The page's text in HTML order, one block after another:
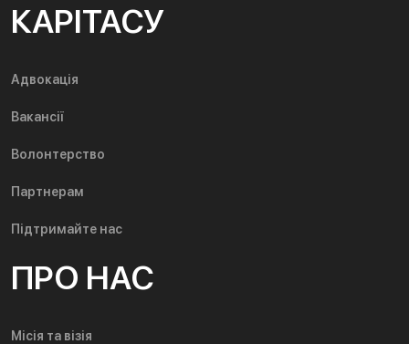
КАРІТАСУ
Адвокація
Вакансії
Волонтерство
Партнерам
Підтримайте нас
ПРО НАС
Місія та візія